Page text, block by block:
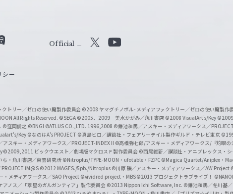
Official
Y
b
e
O
f
f
i
シー
トリー／ゼロの使い魔製作委員会 ©2008 ヤマグチノボル･メディアファクトリー／ゼロの使い魔製作
All Rights Reserved. ©SEGA ©2005、2009 美水かがみ／角川書店 ©2008 VisualArt's/Key
©窪岡俊之 ©BNGI ©ATLUS CO.,LTD. 1996,2008 ©鎌池和馬／アスキー・メディアワークス／
Key ©なのはA's PROJECT ©真島ヒロ／講談社・フェアリーテイル製作ギルド・テレビ東京
スキー・メディアワークス／PROJECT-INDEX II ©高橋弥七郎/アスキー・メディアワークス/『灼眼の
©2009,2011 ビックウエスト／劇場版マクロスＦ製作委員会 ©西尾維新／講談社・アニプレックス・シ
・角川書店／東雲研究所 ©Nitroplus/TYPE-MOON・ufotable・FZPC ©Magica Quartet/Aniplex・
iM@S ©2012 MAGES./5pb./Nitroplus ©川原 礫／アスキー・メディアワークス／AW Project
・メディアワークス／SAO Project ©vividred project・MBS ©2013 プロジェクトラブライブ！
アノス／「翠星のガルガンティア」製作委員会 ©2013 Nippon Ichi Software, Inc. ©鎌池和馬／冬川基／